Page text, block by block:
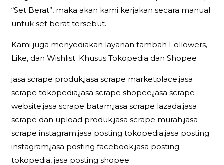
“Set Berat”, maka akan kami kerjakan secara manual
untuk set berat tersebut.
Kami juga menyediakan layanan tambah Followers,
Like, dan Wishlist. Khusus Tokopedia dan Shopee
jasa scrape produk,jasa scrape marketplace,jasa
scrape tokopedia,jasa scrape shopee,jasa scrape
website,jasa scrape batam,jasa scrape lazada,jasa
scrape dan upload produk,jasa scrape murah,jasa
scrape instagram,jasa posting tokopedia,jasa posting
instagram,jasa posting facebook,jasa posting
tokopedia, jasa posting shopee